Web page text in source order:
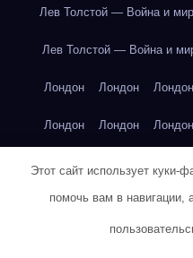
Лев Толстой — Война и мир
Лев Толстой — Война и
Лондон Лондон Лондон
Лондон Лондон Лондон
Лондон Лондон
Лондон Лондон
Этот сайт использует куки-
помочь вам в навигации,